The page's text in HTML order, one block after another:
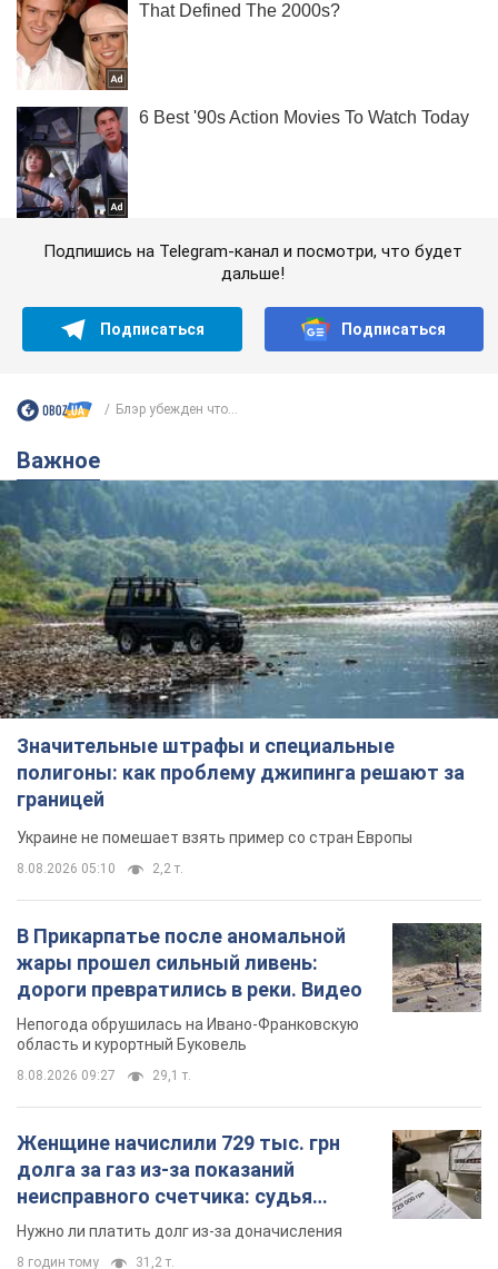
Подпишись на Telegram-канал и посмотри, что будет
дальше!
Подписаться Подписаться
Блэр убежден что...
Важное
Значительные штрафы и специальные
полигоны: как проблему джипинга решают за
границей
Украине не помешает взять пример со стран Европы
8.08.2026 05:10 2,2 т.
В Прикарпатье после аномальной
жары прошел сильный ливень:
дороги превратились в реки. Видео
Непогода обрушилась на Ивано-Франковскую
область и курортный Буковель
8.08.2026 09:27 29,1 т.
Женщине начислили 729 тыс. грн
долга за газ из-за показаний
неисправного счетчика: судья
вынес неожиданное решение
Нужно ли платить долг из-за доначисления
8 годин тому 31,2 т.